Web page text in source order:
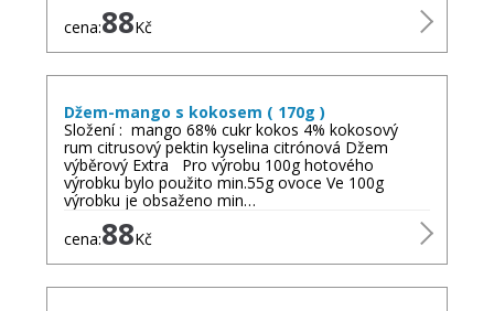
cena:88Kč
Džem-mango s kokosem ( 170g )
Složení : mango 68% cukr kokos 4% kokosový
rum citrusový pektin kyselina citrónová Džem
výběrový Extra Pro výrobu 100g hotového
výrobku bylo použito min.55g ovoce Ve 100g
výrobku je obsaženo min…
cena:88Kč